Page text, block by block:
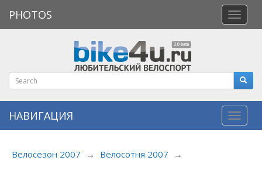
меню
PHOTOS
НАВИГАЦИЯ
Велосезон 2007 → Велосотня 2007 →